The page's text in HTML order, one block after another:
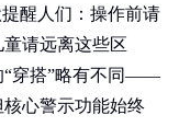
醒人们：操作前请
请远离这些区
“穿搭”略有不同——
心警示功能始终